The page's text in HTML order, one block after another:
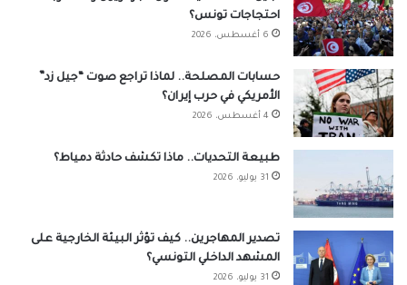
احتجاجات تونس؟
6 أغسطس، 2026
حسابات المصلحة.. لماذا تراجع صوت “جيل زد”
الأمريكي في حرب إيران؟
4 أغسطس، 2026
طبيعة التحديات.. ماذا تكشف حادثة دمياط؟
31 يوليو، 2026
تصدير المهاجرين.. كيف تؤثر البيئة الخارجية على
المشهد الداخلي التونسي؟
31 يوليو، 2026